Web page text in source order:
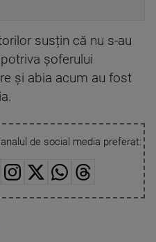
susțin că nu s-au
șoferului
și abia acum au fost
de social media preferat: